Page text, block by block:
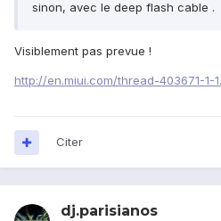
sinon, avec le deep flash cable .
Visiblement pas prevue !
http://en.miui.com/thread-403671-1-
Citer
dj.parisianos